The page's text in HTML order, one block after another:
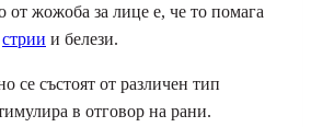
от жожоба за лице е, че то помага
стрии и белези.
се състоят от различен тип
в отговор на рани.